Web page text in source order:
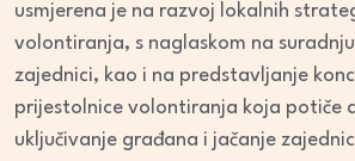
usmjerena je na razvoj lokalnih
volontiranja, s naglaskom na
zajednici, kao i na predstavljanje
prijestolnice volontiranja koja potiče
uključivanje građana i jačanje